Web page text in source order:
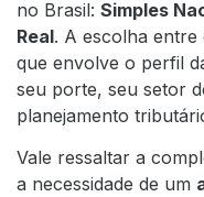
no Brasil: Simples
Real. A escolha entre
que envolve o perfil
seu porte, seu setor
planejamento
Vale ressaltar a
a necessidade de um